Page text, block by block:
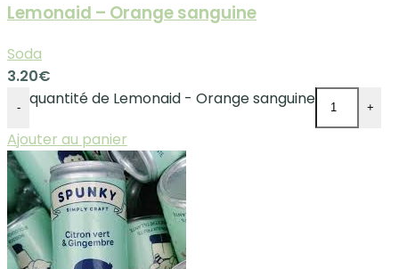
Lemonaid – Orange sanguine
Soda
3.20€
- quantité de Lemonaid - Orange sanguine +
Ajouter au panier